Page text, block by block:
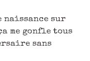
naissance sur
me gonfle tous
sans